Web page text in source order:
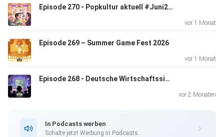
Episode 270 - Popkultur aktuell #Juni2026
vor 1 Monat
Episode 269 – Summer Game Fest 2026
vor 1 Monat
Episode 268 - Deutsche Wirtschaftssimulationen (der 80er und 90er)
vor 2 Monaten
In Podcasts werben
Schalte jetzt Werbung in Podcasts.